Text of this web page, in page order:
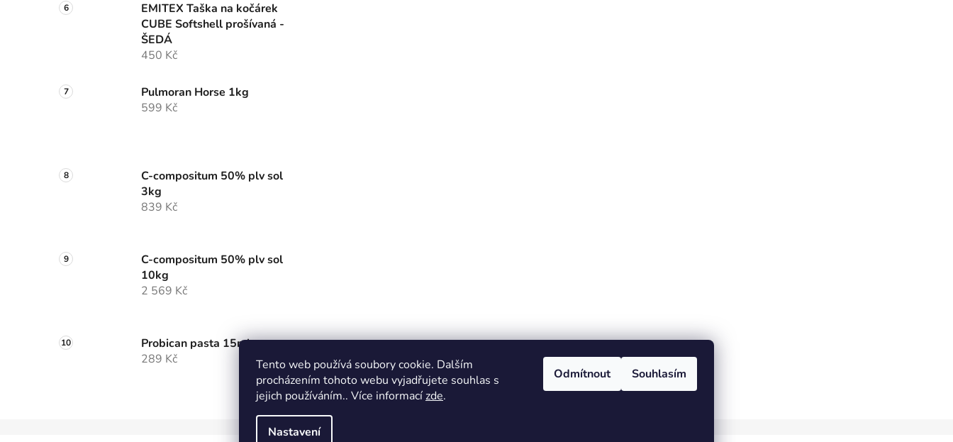
Tento web používá soubory cookie. Dalším
procházením tohoto webu vyjadřujete souhlas s
jejich používáním.. Více informacízde.
Nastavení
Odmítnout Souhlasím
EMITEX Taška na kočárek
CUBE Softshell prošívaná -
ŠEDÁ
450 Kč
Pulmoran Horse 1kg
599 Kč
C-compositum 50% plv sol
3kg
839 Kč
C-compositum 50% plv sol
10kg
2 569 Kč
Probican pasta 15ml
289 Kč